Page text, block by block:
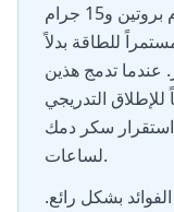
البروتين والألياف (حوالي 15 جرام بروتين و15 جرام
للطاقة بدلاً
تدمج هذين
للإطلاق التدريجي
استقرار سكر دمك
لساعات.
بشكل رائع.